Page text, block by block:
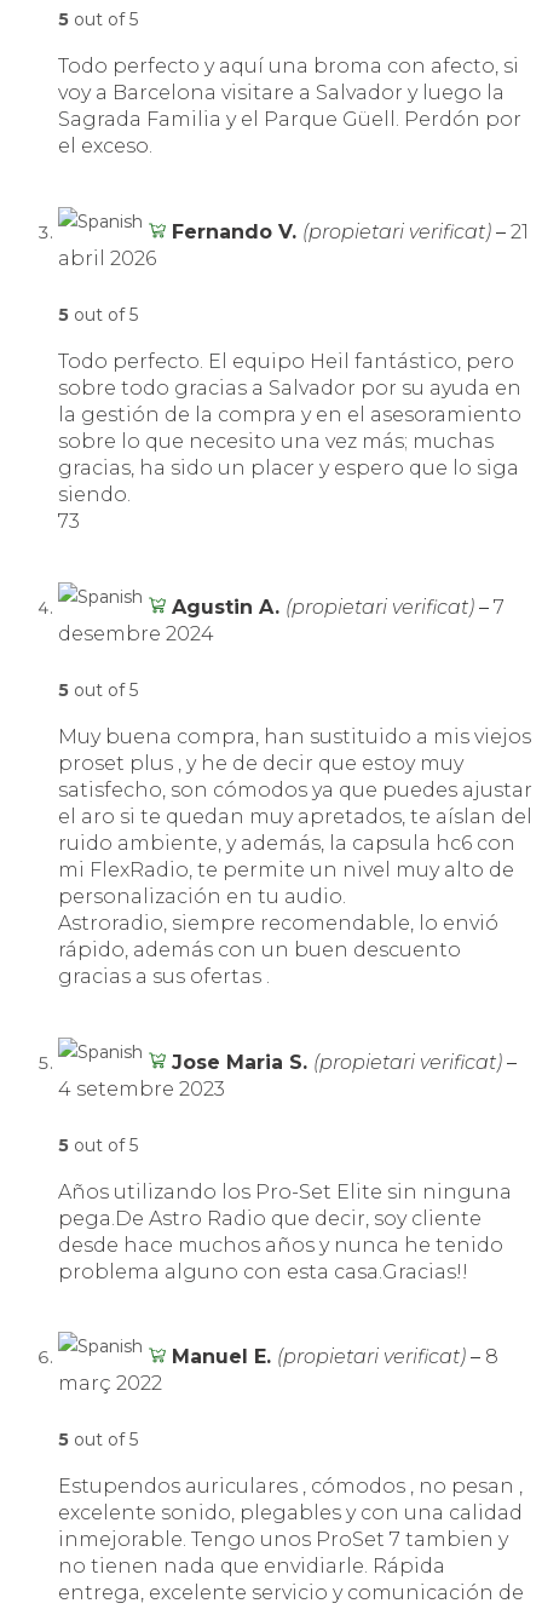
5 out of 5
Todo perfecto y aquí una broma con afecto, si
voy a Barcelona visitare a Salvador y luego la
Sagrada Familia y el Parque Güell. Perdón por
el exceso.
Fernando V. (propietari verificat) – 21
abril 2026
5 out of 5
Todo perfecto. El equipo Heil fantástico, pero
sobre todo gracias a Salvador por su ayuda en
la gestión de la compra y en el asesoramiento
sobre lo que necesito una vez más; muchas
gracias, ha sido un placer y espero que lo siga
siendo.
73
Agustin A. (propietari verificat) – 7
desembre 2024
5 out of 5
Muy buena compra, han sustituido a mis viejos
proset plus , y he de decir que estoy muy
satisfecho, son cómodos ya que puedes ajustar
el aro si te quedan muy apretados, te aíslan del
ruido ambiente, y además, la capsula hc6 con
mi FlexRadio, te permite un nivel muy alto de
personalización en tu audio.
Astroradio, siempre recomendable, lo envió
rápido, además con un buen descuento
gracias a sus ofertas .
Jose Maria S. (propietari verificat) –
4 setembre 2023
5 out of 5
Años utilizando los Pro-Set Elite sin ninguna
pega.De Astro Radio que decir, soy cliente
desde hace muchos años y nunca he tenido
problema alguno con esta casa.Gracias!!
Manuel E. (propietari verificat) – 8
març 2022
5 out of 5
Estupendos auriculares , cómodos , no pesan ,
excelente sonido, plegables y con una calidad
inmejorable. Tengo unos ProSet 7 tambien y
no tienen nada que envidiarle. Rápida
entrega, excelente servicio y comunicación de